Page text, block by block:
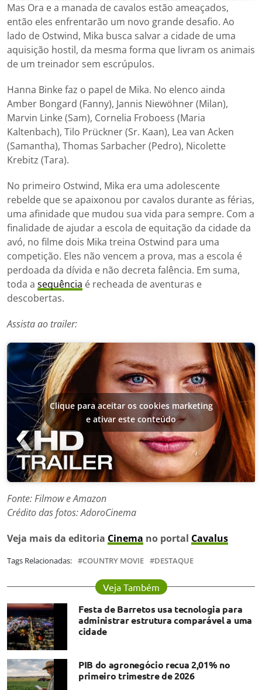
Mas Ora e a manada de cavalos estão ameaçados,
então eles enfrentarão um novo grande desafio. Ao
lado de Ostwind, Mika busca salvar a cidade de uma
aquisição hostil, da mesma forma que livram os animais
de um treinador sem escrúpulos.
Hanna Binke faz o papel de Mika. No elenco ainda
Amber Bongard (Fanny), Jannis Niewöhner (Milan),
Marvin Linke (Sam), Cornelia Froboess (Maria
Kaltenbach), Tilo Prückner (Sr. Kaan), Lea van Acken
(Samantha), Thomas Sarbacher (Pedro), Nicolette
Krebitz (Tara).
No primeiro Ostwind, Mika era uma adolescente
rebelde que se apaixonou por cavalos durante as férias,
uma afinidade que mudou sua vida para sempre. Com a
finalidade de ajudar a escola de equitação da cidade da
avó, no filme dois Mika treina Ostwind para uma
competição. Eles não vencem a prova, mas a escola é
perdoada da dívida e não decreta falência. Em suma,
toda a sequência é recheada de aventuras e
descobertas.
Assista ao trailer:
Clique para aceitar os cookies marketing
e ativar este conteúdo
Fonte: Filmow e Amazon
Crédito das fotos: AdoroCinema
Veja mais da editoria Cinema no portal Cavalus
Tags Relacionadas: COUNTRY MOVIE DESTAQUE
Veja Também
Festa de Barretos usa tecnologia para
administrar estrutura comparável a uma
cidade
PIB do agronegócio recua 2,01% no
primeiro trimestre de 2026